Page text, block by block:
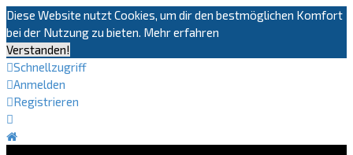
Diese Website nutzt Cookies, um dir den bestmöglichen Komfort
bei der Nutzung zu bieten. Mehr erfahren
Verstanden!
Schnellzugriff
Anmelden
Registrieren